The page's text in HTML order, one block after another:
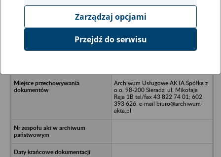
Ukryj wszystkie pozycje bazy
Polskie Centrum Zaopatrzenia
Archiwum Usługowe AKTA Spółka z
o.o. 98-200 Sieradz, ul. Mikołaja
Reja 1B tel/fax 43 822 74 01; 602
393 626, e-mail biuro@archiwum-
akta.pl
Zarządzaj opcjami
Przejdź do serwisu